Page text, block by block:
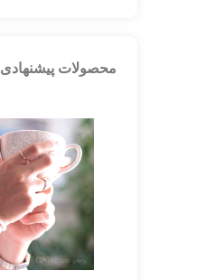
محصولات پیشنهادی